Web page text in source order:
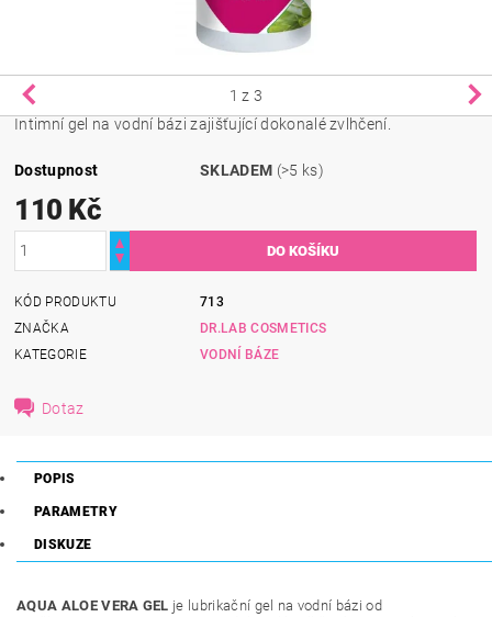
1 z 3
Intimní gel na vodní bázi zajišťující dokonalé zvlhčení.
Dostupnost SKLADEM (>5 ks)
110 Kč
KÓD PRODUKTU
713
ZNAČKA
DR.LAB COSMETICS
KATEGORIE
VODNÍ BÁZE
Dotaz
POPIS
PARAMETRY
DISKUZE
AQUA ALOE VERA GEL je lubrikační gel na vodní bázi od